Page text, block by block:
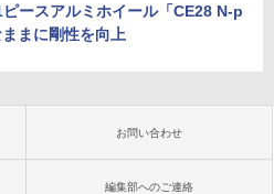
ピースアルミホイール「CE28 N-p
まに剛性を向上
お問い合わせ
編集部へのご連絡